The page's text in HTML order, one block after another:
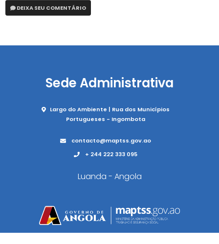
DEIXA SEU COMENTÁRIO
Sede Administrativa
Largo do Ambiente | Rua dos Municípios
Portugueses - Ingombota
contacto@maptss.gov.ao
+ 244 222 333 095
Luanda - Angola